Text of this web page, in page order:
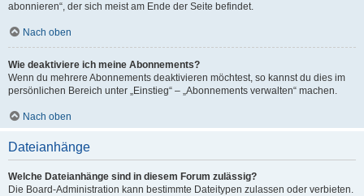
abonnieren“, der sich meist am Ende der Seite befindet.
Nach oben
Wie deaktiviere ich meine Abonnements?
Wenn du mehrere Abonnements deaktivieren möchtest, so kannst du dies im
persönlichen Bereich unter „Einstieg“ – „Abonnements verwalten“ machen.
Nach oben
Dateianhänge
Welche Dateianhänge sind in diesem Forum zulässig?
Die Board-Administration kann bestimmte Dateitypen zulassen oder verbieten.